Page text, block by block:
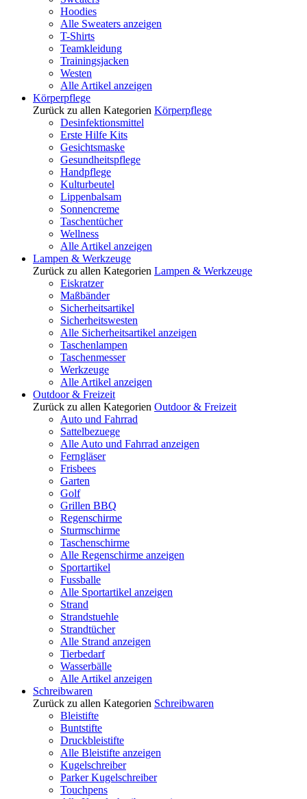
Hoodies
Alle Sweaters anzeigen
T-Shirts
Teamkleidung
Trainingsjacken
Westen
Alle Artikel anzeigen
Körperpflege
Zurück zu allen Kategorien Körperpflege
Desinfektionsmittel
Erste Hilfe Kits
Gesichtsmaske
Gesundheitspflege
Handpflege
Kulturbeutel
Lippenbalsam
Sonnencreme
Taschentücher
Wellness
Alle Artikel anzeigen
Lampen & Werkzeuge
Zurück zu allen Kategorien Lampen & Werkzeuge
Eiskratzer
Maßbänder
Sicherheitsartikel
Sicherheitswesten
Alle Sicherheitsartikel anzeigen
Taschenlampen
Taschenmesser
Werkzeuge
Alle Artikel anzeigen
Outdoor & Freizeit
Zurück zu allen Kategorien Outdoor & Freizeit
Auto und Fahrrad
Sattelbezuege
Alle Auto und Fahrrad anzeigen
Ferngläser
Frisbees
Garten
Golf
Grillen BBQ
Regenschirme
Sturmschirme
Taschenschirme
Alle Regenschirme anzeigen
Sportartikel
Fussballe
Alle Sportartikel anzeigen
Strand
Strandstuehle
Strandtücher
Alle Strand anzeigen
Tierbedarf
Wasserbälle
Alle Artikel anzeigen
Schreibwaren
Zurück zu allen Kategorien Schreibwaren
Bleistifte
Buntstifte
Druckbleistifte
Alle Bleistifte anzeigen
Kugelschreiber
Parker Kugelschreiber
Touchpens